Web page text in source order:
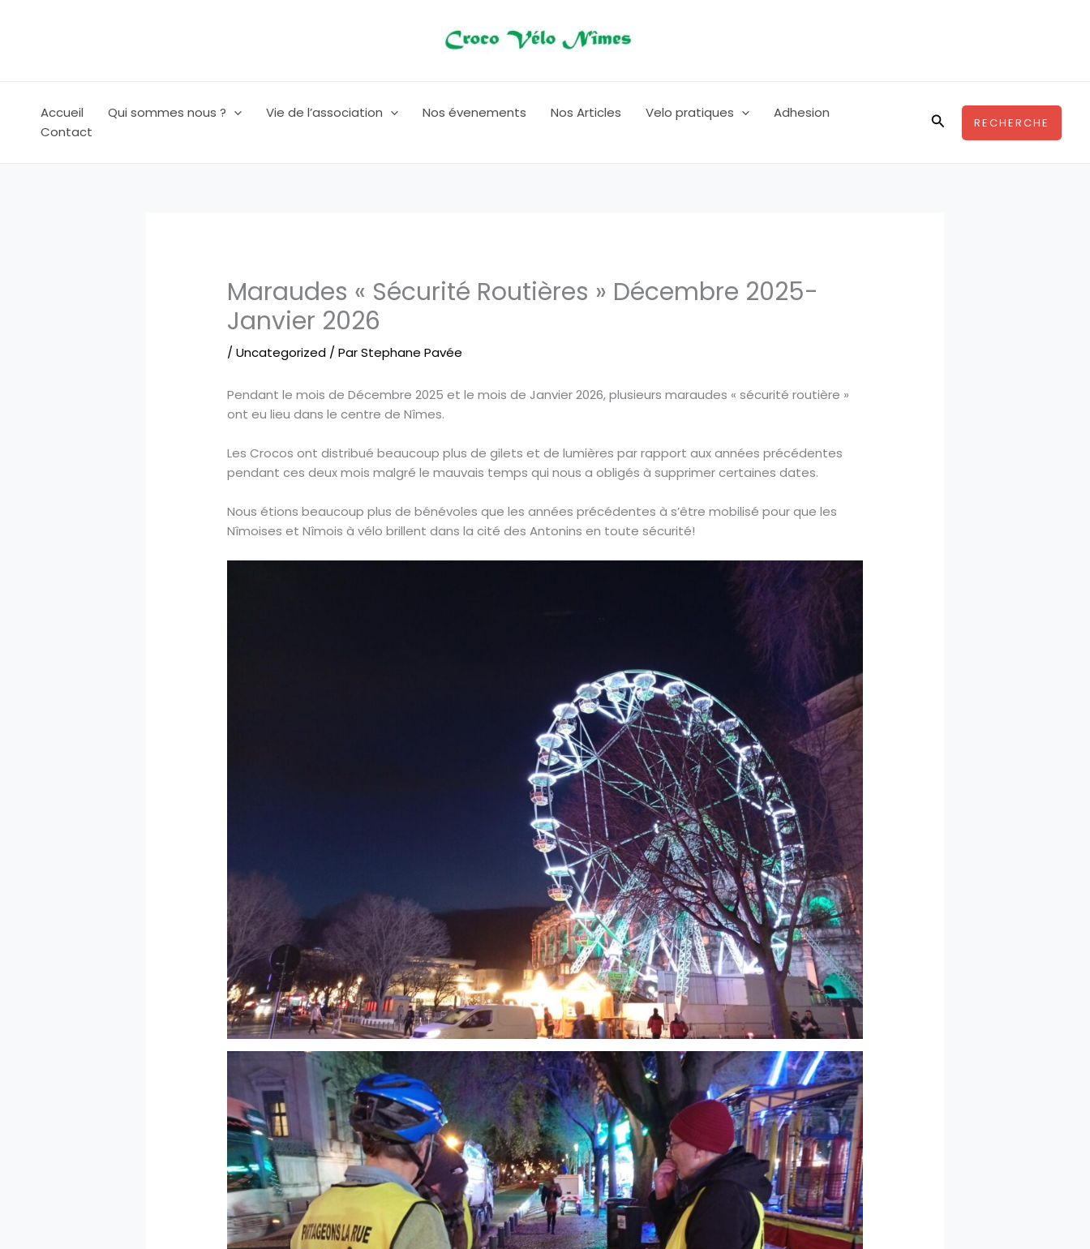
Accueil Qui sommes nous ? Vie de l’association Nos évenements Nos Articles Velo pratiques
Adhesion
Contact
Rechercher
RECHERCHE
Maraudes « Sécurité Routières » Décembre 2025-
Janvier 2026
/Uncategorized / ParStephane Pavée
Pendant le mois de Décembre 2025 et le mois de Janvier 2026, plusieurs maraudes « sécurité routière »
ont eu lieu dans le centre de Nîmes.
Les Crocos ont distribué beaucoup plus de gilets et de lumières par rapport aux années précédentes
pendant ces deux mois malgré le mauvais temps qui nous a obligés à supprimer certaines dates.
Nous étions beaucoup plus de bénévoles que les années précédentes à s’être mobilisé pour que les
Nîmoises et Nîmois à vélo brillent dans la cité des Antonins en toute sécurité!